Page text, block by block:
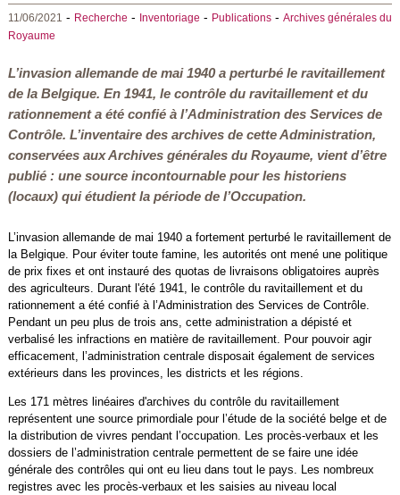
11/06/2021 - Recherche - Inventoriage - Publications- Archives générales du
Royaume
L’invasion allemande de mai 1940 a perturbé le ravitaillement
de la Belgique. En 1941, le contrôle du ravitaillement et du
rationnement a été confié à l’Administration des Services de
Contrôle. L’inventaire des archives de cette Administration,
conservées aux Archives générales du Royaume, vient d’être
publié : une source incontournable pour les historiens
(locaux) qui étudient la période de l’Occupation.
L’invasion allemande de mai 1940 a fortement perturbé le ravitaillement de
la Belgique. Pour éviter toute famine, les autorités ont mené une politique
de prix fixes et ont instauré des quotas de livraisons obligatoires auprès
des agriculteurs. Durant l'été 1941, le contrôle du ravitaillement et du
rationnement a été confié à l’Administration des Services de Contrôle.
Pendant un peu plus de trois ans, cette administration a dépisté et
verbalisé les infractions en matière de ravitaillement. Pour pouvoir agir
efficacement, l’administration centrale disposait également de services
extérieurs dans les provinces, les districts et les régions.
Les 171 mètres linéaires d'archives du contrôle du ravitaillement
représentent une source primordiale pour l’étude de la société belge et de
la distribution de vivres pendant l’occupation. Les procès-verbaux et les
dossiers de l’administration centrale permettent de se faire une idée
générale des contrôles qui ont eu lieu dans tout le pays. Les nombreux
registres avec les procès-verbaux et les saisies au niveau local